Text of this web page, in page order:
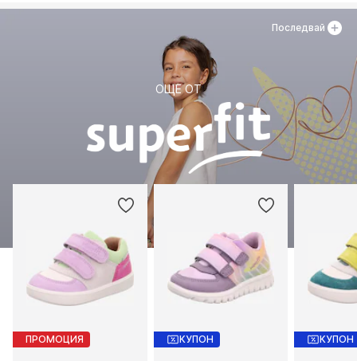
ОЩЕ ОТ
ПРОМОЦИЯ КУПОН КУПОН
Последвай